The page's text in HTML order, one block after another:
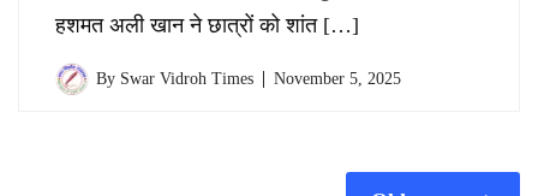
हशमत अली खान ने छात्रों को शांत […]
By Swar Vidroh Times November 5, 2025